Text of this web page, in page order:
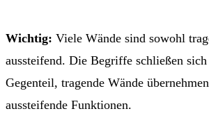
Wichtig: Viele Wände sind sowohl
aussteifend. Die Begriffe schließen
Gegenteil, tragende Wände
aussteifende Funktionen.